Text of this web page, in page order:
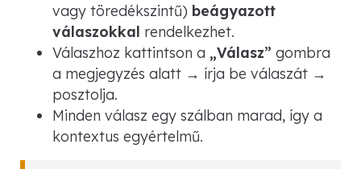
vagy töredékszintű) beágyazott
válaszokkal rendelkezhet.
Válaszhoz kattintson a „Válasz” gombra
a megjegyzés alatt → írja be válaszát →
posztolja.
Minden válasz egy szálban marad, így a
kontextus egyértelmű.